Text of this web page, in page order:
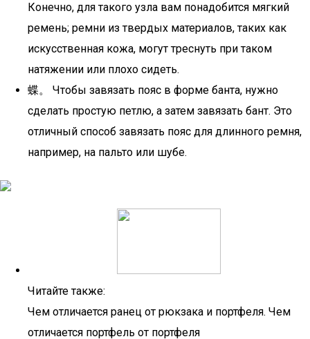
Конечно, для такого узла вам понадобится мягкий
ремень; ремни из твердых материалов, таких как
искусственная кожа, могут треснуть при таком
натяжении или плохо сидеть.
蝶。 Чтобы завязать пояс в форме банта, нужно
сделать простую петлю, а затем завязать бант. Это
отличный способ завязать пояс для длинного ремня,
например, на пальто или шубе.
Читайте также:
Чем отличается ранец от рюкзака и портфеля. Чем
отличается портфель от портфеля